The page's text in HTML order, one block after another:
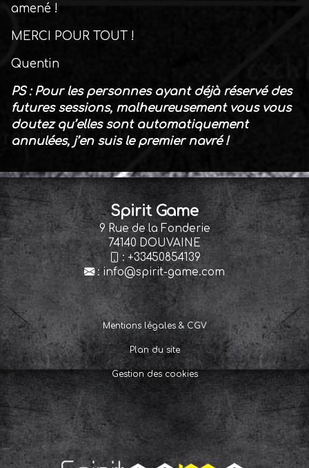
amené !
MERCI POUR TOUT !
Quentin
PS : Pour les personnes ayant déjà réservé des
futures sessions, malheureusement vous vous
doutez qu’elles sont automatiquement
annulées, j’en suis le premier navré !
Spirit Game
9 Rue de la Fonderie
74140 DOUVAINE
: +33450854139
:info@spirit-game.com
Mentions légales & CGV
Plan du site
Gestion des cookies